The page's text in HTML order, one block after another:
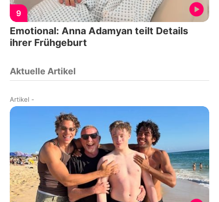
9
Emotional: Anna Adamyan teilt Details
ihrer Frühgeburt
Aktuelle Artikel
Artikel -